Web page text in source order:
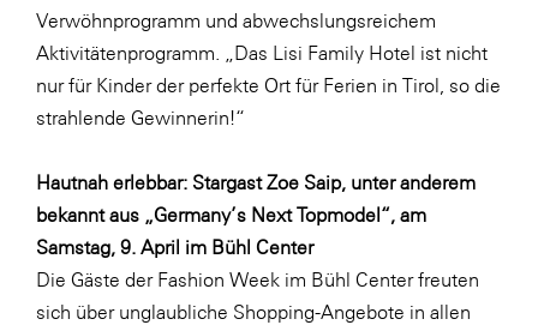
Verband Druck Medien Österreich
Wirtschaftskammer Salzburg
WKS Fachgruppe Fahrzeughandel und
Fahrzeugtechnik
WKS Fachgruppe Finanzdienstleister
WK UBIT
Zühlke
Media
Verwöhnprogramm und abwechslungsreichem
Aktivitätenprogramm. „Das Lisi Family Hotel ist nicht
nur für Kinder der perfekte Ort für Ferien in Tirol, so die
strahlende Gewinnerin!“
Hautnah erlebbar: Stargast Zoe Saip, unter anderem
bekannt aus „Germany’s Next Topmodel“, am
Samstag, 9. April im Bühl Center
Die Gäste der Fashion Week im Bühl Center freuten
sich über unglaubliche Shopping-Angebote in allen